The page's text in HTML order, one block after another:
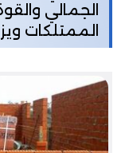
الجمالي
الممتلكات